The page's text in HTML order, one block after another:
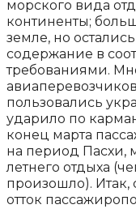
морского вида
континенты;
земле, но
содержание в
требованиями.
пользовались
ударило по
конец марта
на период Пасхи,
летнего отдыха
произошло). Итак,
отток